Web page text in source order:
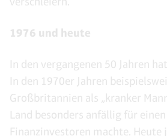
1976 und heute
In den vergangenen 50 Jahren
In den 1970er Jahren
Großbritannien als „kranker
Land besonders anfällig für
Finanzinvestoren machte. Heute